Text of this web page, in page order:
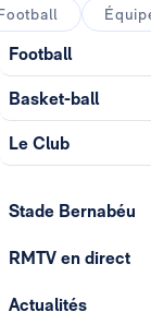
Football
Basket-ball
Le Club
Stade Bernabéu
RMTV en direct
Actualités